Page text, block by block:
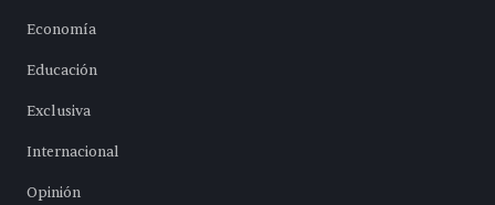
Economía
Educación
Exclusiva
Internacional
Opinión